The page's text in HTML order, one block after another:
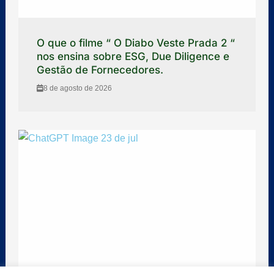
O que o filme “ O Diabo Veste Prada 2 “
nos ensina sobre ESG, Due Diligence e
Gestão de Fornecedores.
8 de agosto de 2026